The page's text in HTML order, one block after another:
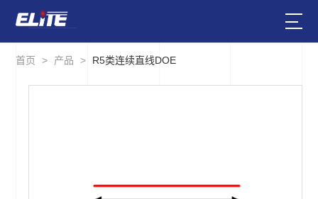
首页 > 产品 > R5类连续直线DOE